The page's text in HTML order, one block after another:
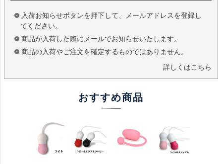
入荷お知らせボタンを押下して、メールアドレスを登録し
てください。
商品が入荷した際にメールでお知らせいたします。
商品の入荷やご注文を確定するものではありません。
詳しくはこちら
おすすめ商品